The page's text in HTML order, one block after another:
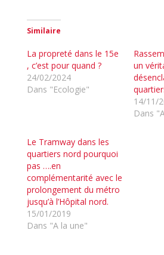
Similaire
La propreté dans le 15e
, c’est pour quand ?
24/02/2024
Dans "Ecologie"
un
14/11/
Dans
Le Tramway dans les
quartiers nord pourquoi
pas ….en
complémentarité avec le
prolongement du métro
jusqu’à l’Hôpital nord.
15/01/2019
Dans "A la une"